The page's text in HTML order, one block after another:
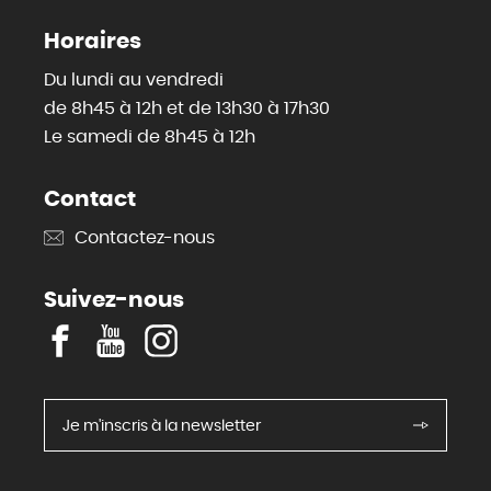
Horaires
Du lundi au vendredi
de 8h45 à 12h et de 13h30 à 17h30
Le samedi de 8h45 à 12h
Contact
Contactez-nous
Suivez-nous
c
b
Y
o
u
T
u
I
n
s
t
a
Je m'inscris à la newsletter